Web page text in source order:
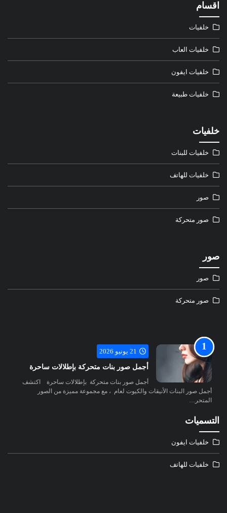
اقسام
خلفيات
خلفيات العاب
خلفيات ايفون
خلفيات طبيعة
خلفيات
خلفيات للبنات
خلفيات للهاتف
صور
صور متحركة
صور
صور
صور متحركة
21 يونيو 2026
أجمل صور بنات متحركة بإطلالات ساحرة
أجمل صور بنات متحركة بإطلالات ساحرة اكتشف
أجمل صور البنات الأنيقات والكيوت لعام ، مع مجموعة مميزة من الصور
المتحر…
التسميات
خلفيات ايفون
خلفيات للهاتف